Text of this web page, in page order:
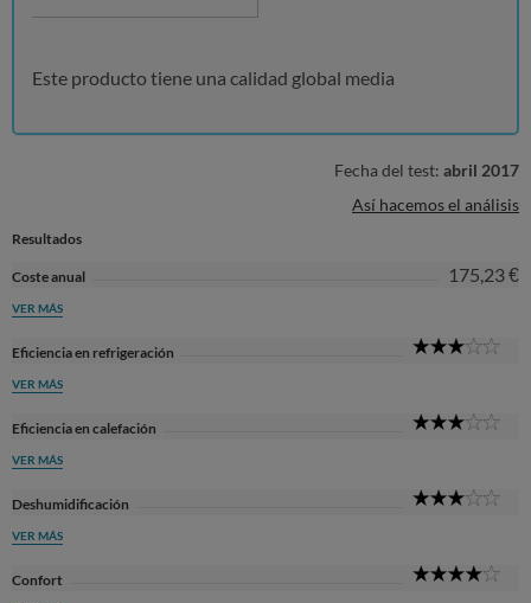
Este producto tiene una calidad global media
Fecha del test: abril 2017
Así hacemos el análisis
Resultados
Coste anual 175,23 €
VER MÁS
Eficiencia en refrigeración
VER MÁS
Eficiencia en calefación
VER MÁS
Deshumidificación
VER MÁS
Confort